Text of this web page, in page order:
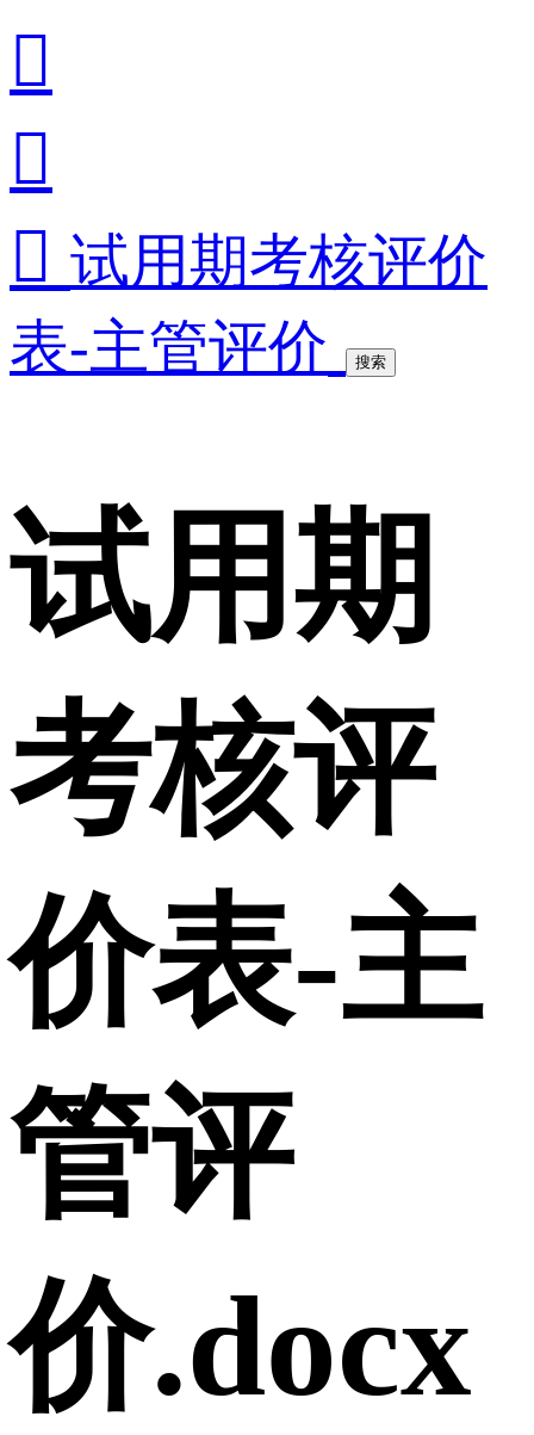


 试用期考核评价
表-主管评价
搜索
试用期
考核评
价表-主
管评
价.docx